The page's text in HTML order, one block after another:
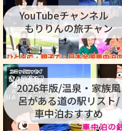
YouTubeチャンネル
もりりんの旅チャン
2026年版/温泉・家族風
呂がある道の駅リスト/
車中泊おすすめ